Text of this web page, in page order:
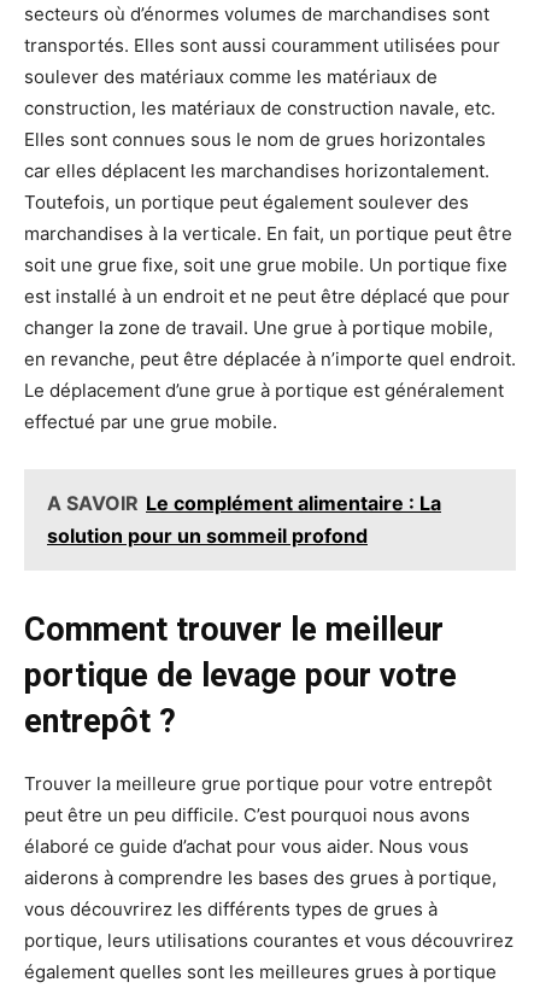
secteurs où d’énormes volumes de marchandises sont
transportés. Elles sont aussi couramment utilisées pour
soulever des matériaux comme les matériaux de
construction, les matériaux de construction navale, etc.
Elles sont connues sous le nom de grues horizontales
car elles déplacent les marchandises horizontalement.
Toutefois, un portique peut également soulever des
marchandises à la verticale. En fait, un portique peut être
soit une grue fixe, soit une grue mobile. Un portique fixe
est installé à un endroit et ne peut être déplacé que pour
changer la zone de travail. Une grue à portique mobile,
en revanche, peut être déplacée à n’importe quel endroit.
Le déplacement d’une grue à portique est généralement
effectué par une grue mobile.
A SAVOIR Le complément alimentaire : La
solution pour un sommeil profond
Comment trouver le meilleur
portique de levage pour votre
entrepôt ?
Trouver la meilleure grue portique pour votre entrepôt
peut être un peu difficile. C’est pourquoi nous avons
élaboré ce guide d’achat pour vous aider. Nous vous
aiderons à comprendre les bases des grues à portique,
vous découvrirez les différents types de grues à
portique, leurs utilisations courantes et vous découvrirez
également quelles sont les meilleures grues à portique